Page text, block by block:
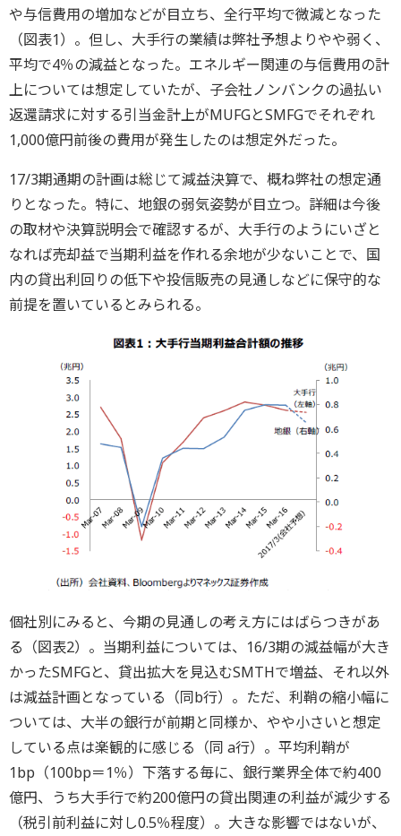
や与信費用の増加などが目立ち、全行平均で微減となった
（図表1）。但し、大手行の業績は弊社予想よりやや弱く、
平均で4％の減益となった。エネルギー関連の与信費用の計
上については想定していたが、子会社ノンバンクの過払い
返還請求に対する引当金計上がMUFGとSMFGでそれぞれ
1,000億円前後の費用が発生したのは想定外だった。
17/3期通期の計画は総じて減益決算で、概ね弊社の想定通
りとなった。特に、地銀の弱気姿勢が目立つ。詳細は今後
の取材や決算説明会で確認するが、大手行のようにいざと
なれば売却益で当期利益を作れる余地が少ないことで、国
内の貸出利回りの低下や投信販売の見通しなどに保守的な
前提を置いているとみられる。
個社別にみると、今期の見通しの考え方にはばらつきがあ
る（図表2）。当期利益については、16/3期の減益幅が大き
かったSMFGと、貸出拡大を見込むSMTHで増益、それ以外
は減益計画となっている（同b行）。ただ、利鞘の縮小幅に
ついては、大半の銀行が前期と同様か、やや小さいと想定
している点は楽観的に感じる（同 a行）。平均利鞘が
1bp（100bp＝1％）下落する毎に、銀行業界全体で約400
億円、うち大手行で約200億円の貸出関連の利益が減少する
（税引前利益に対し0.5％程度）。大きな影響ではないが、